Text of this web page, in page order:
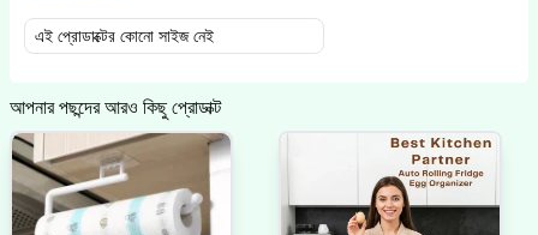
এই প্রোডাক্টের কোনো সাইজ নেই
আপনার পছন্দের আরও কিছু প্রোডাক্ট